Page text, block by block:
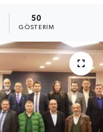
50
GÖSTERIM